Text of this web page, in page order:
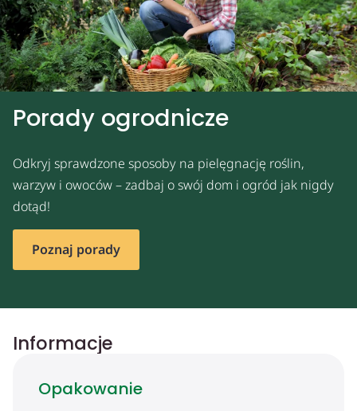
Porady ogrodnicze
Odkryj sprawdzone sposoby na pielęgnację roślin,
warzyw i owoców – zadbaj o swój dom i ogród jak nigdy
dotąd!
Poznaj porady
Informacje
Opakowanie